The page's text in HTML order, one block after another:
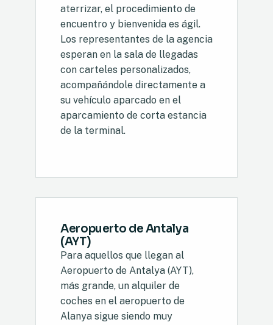
aterrizar, el procedimiento de
encuentro y bienvenida es ágil.
Los representantes de la agencia
esperan en la sala de llegadas
con carteles personalizados,
acompañándole directamente a
su vehículo aparcado en el
aparcamiento de corta estancia
de la terminal.
Aeropuerto de Antalya
(AYT)
Para aquellos que llegan al
Aeropuerto de Antalya (AYT),
más grande, un alquiler de
coches en el aeropuerto de
Alanya sigue siendo muy